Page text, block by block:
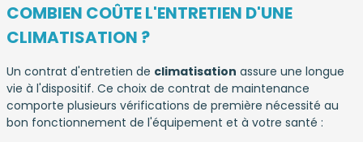
COMBIEN COÛTE L'ENTRETIEN D'UNE
CLIMATISATION ?
Un contrat d'entretien de climatisation assure une longue
vie à l'dispositif. Ce choix de contrat de maintenance
comporte plusieurs vérifications de première nécessité au
bon fonctionnement de l'équipement et à votre santé :